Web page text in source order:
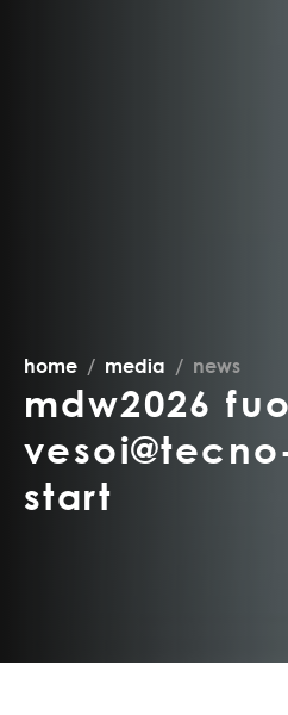
home media news
mdw2026
start